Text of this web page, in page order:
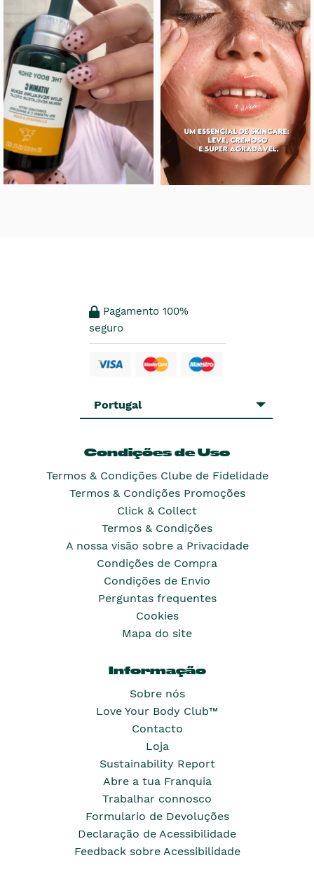
Pagamento 100%
seguro
Portugal
Condições de Uso
Termos & Condições Clube de Fidelidade
Termos & Condições Promoções
Click & Collect
Termos & Condições
A nossa visão sobre a Privacidade
Condições de Compra
Condições de Envio
Perguntas frequentes
Cookies
Mapa do site
Informação
Sobre nós
Love Your Body Club™
Contacto
Loja
Sustainability Report
Abre a tua Franquia
Trabalhar connosco
Formulario de Devoluções
Declaração de Acessibilidade
Feedback sobre Acessibilidade